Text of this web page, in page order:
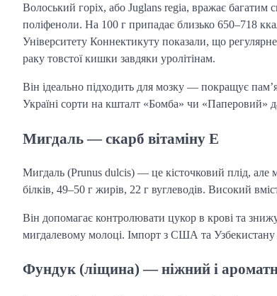
Волоський горіх, або Juglans regia, вражає багатим
поліфеноли. На 100 г припадає близько 650–718
Університету Коннектикуту показали, що
раку товстої кишки завдяки уролітінам.
Він ідеально підходить для мозку — покращує
Україні сорти на кшталт «Бомба» чи «Паперовий»
Мигдаль — скарб вітаміну Е
Мигдаль (Prunus dulcis) — це кісточковий плід,
білків, 49–50 г жирів, 22 г вуглеводів. Високий
Він допомагає контролювати цукор в крові та
мигдалевому молоці. Імпорт з США та Узбекистану
Фундук (ліщина) — ніжний і